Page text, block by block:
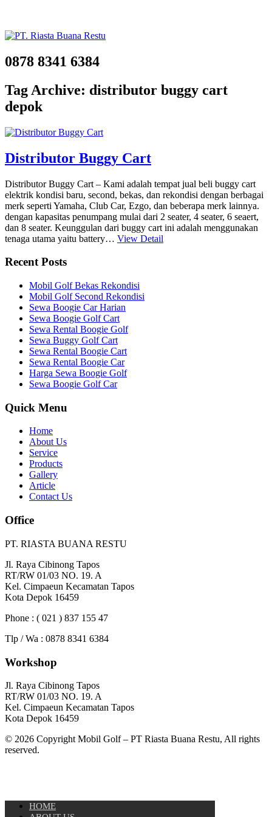
0878 8341 6384
Tag Archive: distributor buggy cart
depok
Distributor Buggy Cart
Distributor Buggy Cart – Kami adalah tempat jual beli buggy cart
elektrik kondisi baru, second, bekas, dan rekondisi dengan berbagai
merk seperti Yamaha, Club Car, Ezgo, dan beberapa merk lainnya.
dengan kapasitas penumpang mulai dari 2 seater, 4 seater, 6 seaert,
dan 8 seater. Keunggulan dari buggy cart ini adalah menggunakan
tenaga utama yaitu battery… View Detail
Recent Posts
Mobil Golf Bekas Rekondisi
Mobil Golf Second Rekondisi
Sewa Boogie Car Harian
Sewa Boogie Golf Cart
Sewa Rental Boogie Golf
Sewa Buggy Golf Cart
Sewa Rental Boogie Cart
Sewa Rental Boogie Car
Harga Sewa Boogie Golf
Sewa Boogie Golf Car
Quick Menu
Home
About Us
Service
Products
Gallery
Article
Contact Us
Office
PT. RIASTA BUANA RESTU
Jl. Raya Cibinong Tapos
RT/RW 01/03 NO. 19. A
Kel. Cimpaeun Kecamatan Tapos
Kota Depok 16459
Phone : ( 021 ) 837 155 47
Tlp / Wa : 0878 8341 6384
Workshop
Jl. Raya Cibinong Tapos
RT/RW 01/03 NO. 19. A
Kel. Cimpaeun Kecamatan Tapos
Kota Depok 16459
© 2026 Copyright Mobil Golf – PT Riasta Buana Restu, All rights
reserved.
HOME